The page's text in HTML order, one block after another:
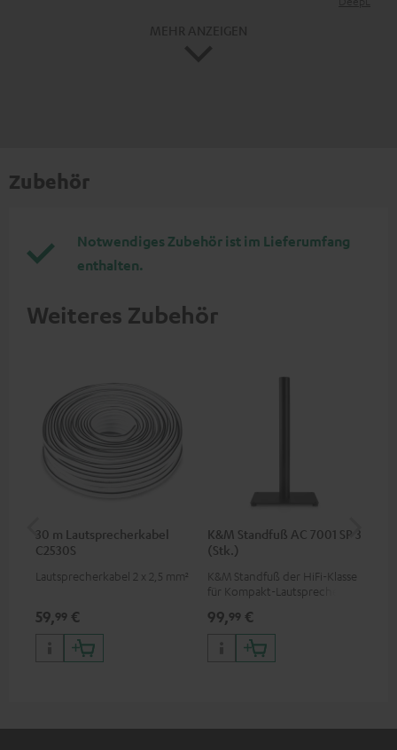
Zubehör
Notwendiges Zubehör ist im Lieferumfang
enthalten.
Weiteres Zubehör
30 m Lautsprecherkabel
C2530S
Lautsprecherkabel 2 x 2,5 mm²
59,99 €
K&M Standfuß AC 7001 SP 3
(Stk.)
K&M Standfuß der HiFi-Klasse
für Kompakt-Lautsprecher
99,99 €